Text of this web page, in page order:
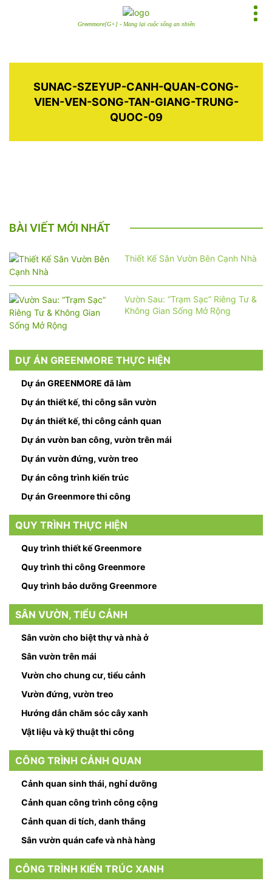
Greenmore[G+] - Mang lại cuộc sống an nhiên
SUNAC-SZEYUP-CANH-QUAN-CONG-
VIEN-VEN-SONG-TAN-GIANG-TRUNG-
QUOC-09
BÀI VIẾT MỚI NHẤT
Thiết Kế Sân Vườn Bên Cạnh Nhà
Vườn Sau: “Trạm Sạc” Riêng Tư &
Không Gian Sống Mở Rộng
DỰ ÁN GREENMORE THỰC HIỆN
Dự án GREENMORE đã làm
Dự án thiết kế, thi công sân vườn
Dự án thiết kế, thi công cảnh quan
Dự án vườn ban công, vườn trên mái
Dự án vườn đứng, vườn treo
Dự án công trình kiến trúc
Dự án Greenmore thi công
QUY TRÌNH THỰC HIỆN
Quy trình thiết kế Greenmore
Quy trình thi công Greenmore
Quy trình bảo dưỡng Greenmore
SÂN VƯỜN, TIỂU CẢNH
Sân vườn cho biệt thự và nhà ở
Sân vườn trên mái
Vườn cho chung cư, tiểu cảnh
Vườn đứng, vườn treo
Hướng dẫn chăm sóc cây xanh
Vật liệu và kỹ thuật thi công
CÔNG TRÌNH CẢNH QUAN
Cảnh quan sinh thái, nghỉ dưỡng
Cảnh quan công trình công cộng
Cảnh quan di tích, danh thắng
Sân vườn quán cafe và nhà hàng
CÔNG TRÌNH KIẾN TRÚC XANH